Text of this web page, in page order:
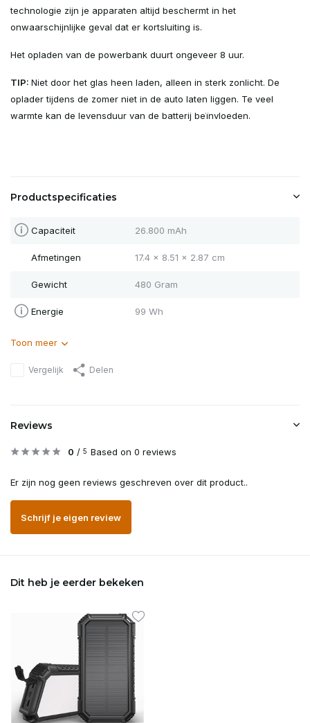
technologie zijn je apparaten altijd beschermt in het
onwaarschijnlijke geval dat er kortsluiting is.
Het opladen van de powerbank duurt ongeveer 8 uur.
TIP: Niet door het glas heen laden, alleen in sterk zonlicht. De
oplader tijdens de zomer niet in de auto laten liggen. Te veel
warmte kan de levensduur van de batterij beïnvloeden.
Productspecificaties
Capaciteit 26.800 mAh
Afmetingen 17.4 x 8.51 x 2.87 cm
Gewicht 480 Gram
Energie 99 Wh
Toon meer
Vergelijk Delen
Reviews
0 / 5 Based on 0 reviews
Er zijn nog geen reviews geschreven over dit product..
Schrijf je eigen review
Dit heb je eerder bekeken